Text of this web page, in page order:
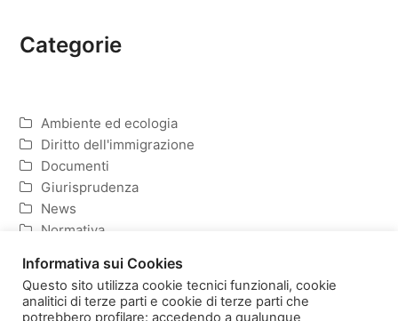
Categorie
Ambiente ed ecologia
Diritto dell'immigrazione
Documenti
Giurisprudenza
News
Normativa
Informativa sui Cookies
Questo sito utilizza cookie tecnici funzionali, cookie
analitici di terze parti e cookie di terze parti che
potrebbero profilare: accedendo a qualunque